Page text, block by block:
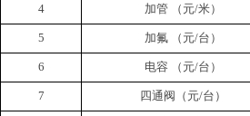
4 加管 （元/米）
5 加氟 （元/台）
6 电容 （元/台）
7 四通阀（元/台）